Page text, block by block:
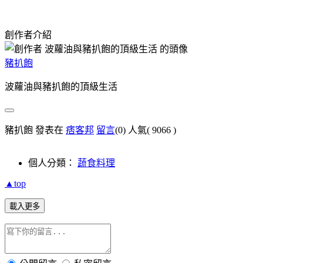
創作者介紹
豬扒飽
波蘿油與豬扒飽的頂級生活
豬扒飽 發表在 痞客邦 留言(0) 人氣( 9066 )
個人分類： 蔬食料理
▲top
載入更多